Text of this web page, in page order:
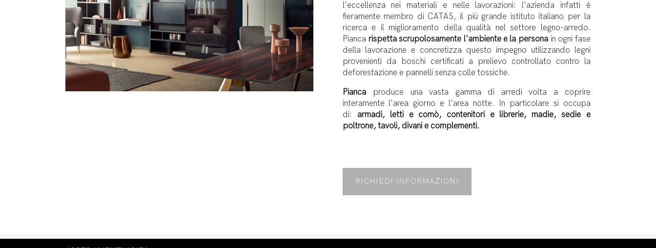
l'eccellenza nei materiali e nelle lavorazioni: l'azienda infatti é
fieramente membro di CATAS, il più grande istituto italiano per la
ricerca e il miglioramento della qualità nel settore legno-arredo.
Pianca rispetta scrupolosamente l'ambiente e la persona in ogni fase
della lavorazione e concretizza questo impegno utilizzando legni
provenienti da boschi certificati a prelievo controllato contro la
deforestazione e pannelli senza colle tossiche.
Pianca produce una vasta gamma di arredi volta a coprire
interamente l'area giorno e l'area notte. In particolare si occupa
di: armadi, letti e comò, contenitori e librerie, madie, sedie e
poltrone, tavoli, divani e complementi.
RICHIEDI INFORMAZIONI